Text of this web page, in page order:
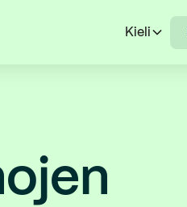
Kieli